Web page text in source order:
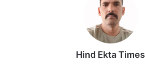
Hind Ekta Times